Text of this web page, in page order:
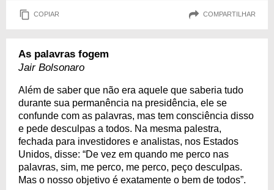
COPIAR COMPARTILHAR
As palavras fogem
Jair Bolsonaro
Além de saber que não era aquele que saberia tudo
durante sua permanência na presidência, ele se
confunde com as palavras, mas tem consciência disso
e pede desculpas a todos. Na mesma palestra,
fechada para investidores e analistas, nos Estados
Unidos, disse: “De vez em quando me perco nas
palavras, sim, me perco, me perco, peço desculpas.
Mas o nosso objetivo é exatamente o bem de todos”.